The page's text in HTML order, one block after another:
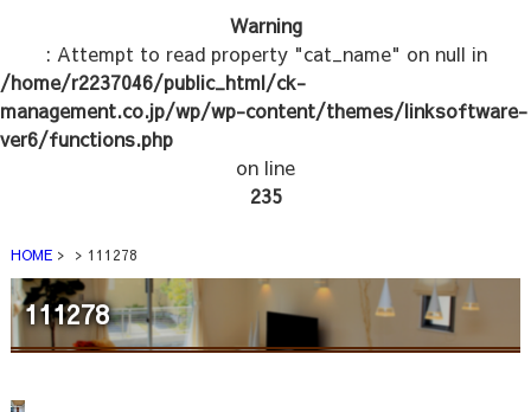
Warning
: Attempt to read property "cat_name" on null in
/home/r2237046/public_html/ck-
management.co.jp/wp/wp-content/themes/linksoftware-
ver6/functions.php
on line
235
HOME 111278
111278